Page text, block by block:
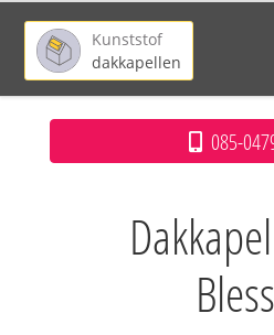
Kunststof
dakkapellen
085-